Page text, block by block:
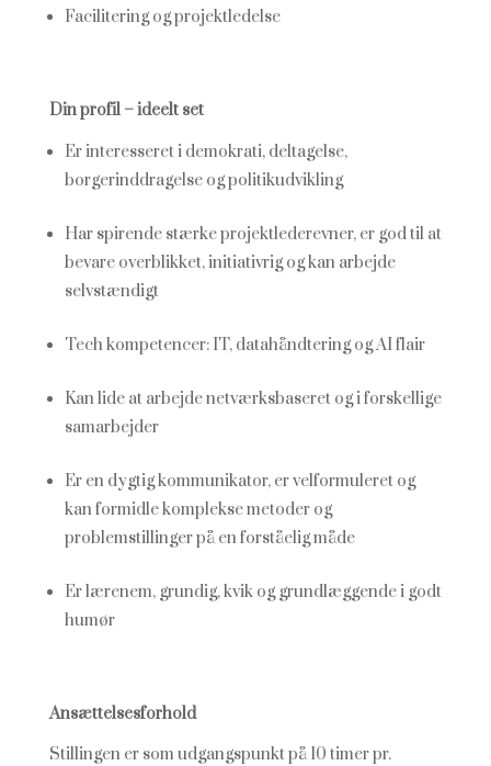
Facilitering og projektledelse
Din profil – ideelt set
Er interesseret i demokrati, deltagelse,
borgerinddragelse og politikudvikling
Har spirende stærke projektlederevner, er god til at
bevare overblikket, initiativrig og kan arbejde
selvstændigt
Tech kompetencer: IT, datahåndtering og AI flair
Kan lide at arbejde netværksbaseret og i forskellige
samarbejder
Er en dygtig kommunikator, er velformuleret og
kan formidle komplekse metoder og
problemstillinger på en forståelig måde
Er lærenem, grundig, kvik og grundlæggende i godt
humør
Ansættelsesforhold
Stillingen er som udgangspunkt på 10 timer pr.